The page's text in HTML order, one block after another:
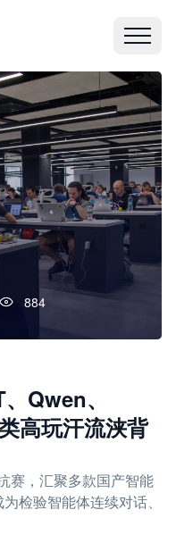
884
Qwen、
高玩汗流浃背
赛，汇聚多款国产智能
检验智能体连续对话、